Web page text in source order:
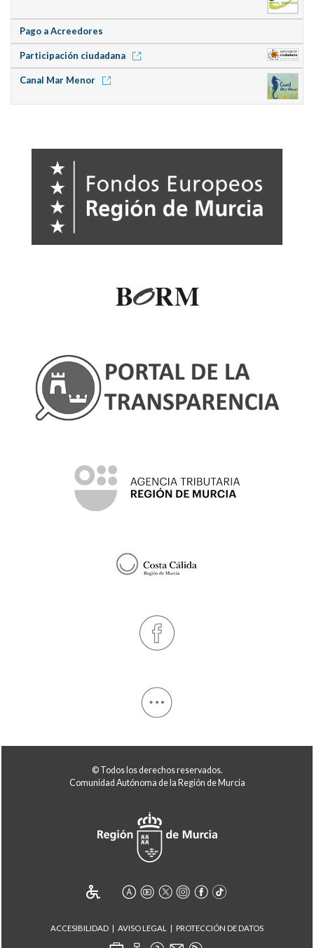
Pago a Acreedores
Participación ciudadana
Canal Mar Menor
© Todos los derechos reservados.
Comunidad Autónoma de la Región de Murcia
ACCESIBILIDAD AVISO LEGAL PROTECCIÓN DE DATOS